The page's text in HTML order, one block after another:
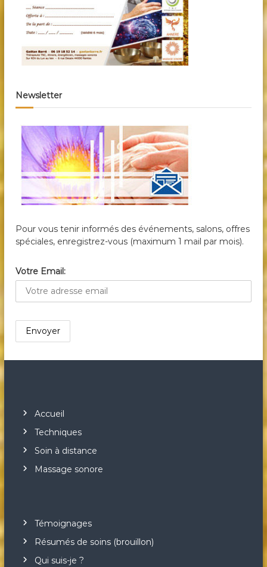
e
a
r
t
c
l
Newsletter
Pour vous tenir informés des événements, salons, offres
spéciales, enregistrez-vous (maximum 1 mail par mois).
Votre Email:
Accueil
Techniques
Soin à distance
Massage sonore
Témoignages
Résumés de soins (brouillon)
Qui suis-je ?